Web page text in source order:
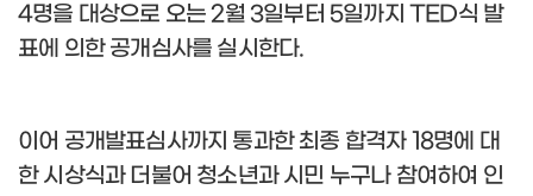
4명을 대상으로 오는2월 3일부터 5일까지TED식 발
표에 의한 공개심사를 실시한다.
이어 공개발표심사까지 통과한 최종 합격자18명에 대
한 시상식과 더불어 청소년과 시민 누구나 참여하여 인